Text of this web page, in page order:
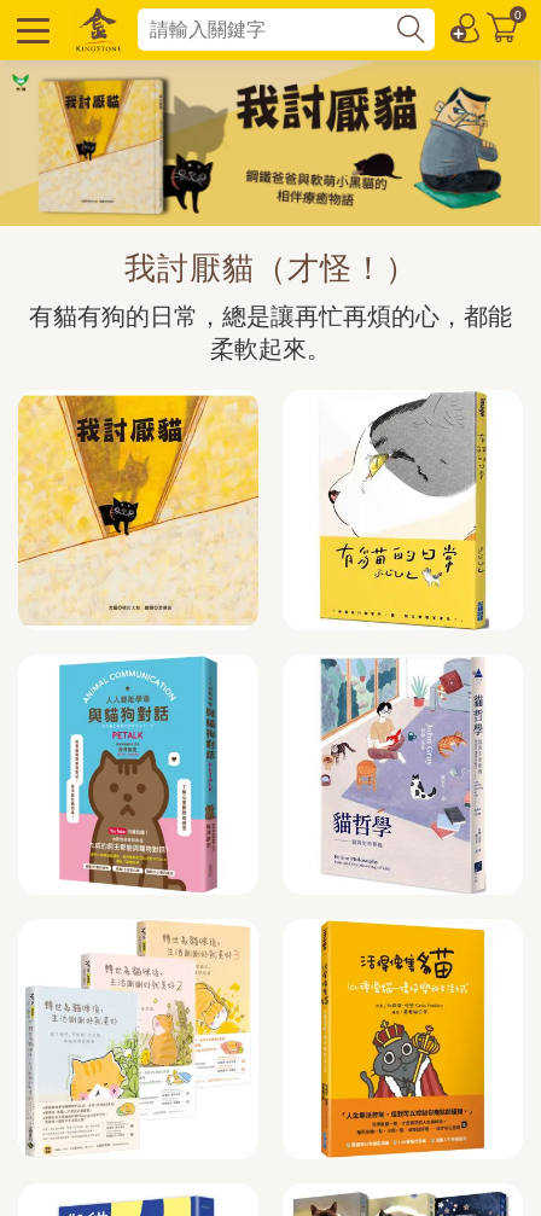
0
我討厭貓（才怪！）
有貓有狗的日常，總是讓再忙再煩的心，都能
柔軟起來。